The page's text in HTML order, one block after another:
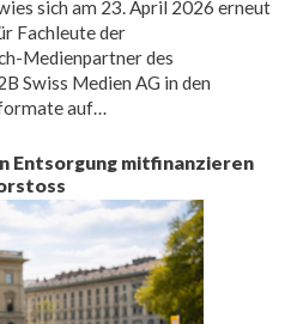
sich am 23. April 2026 erneut
Fachleute der
Medienpartner des
Swiss Medien AG in den
auf…
Entsorgung mitfinanzieren